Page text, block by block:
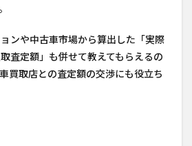
ンや中古車市場から算出した「実際
査定額」も併せて教えてもらえるの
買取店との査定額の交渉にも役立ち